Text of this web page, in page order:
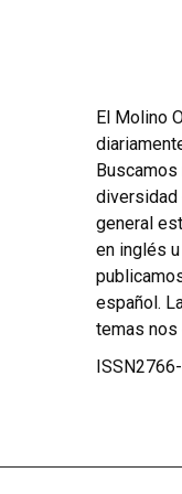
El Molino
diversidad
general
en inglés
español.
temas nos